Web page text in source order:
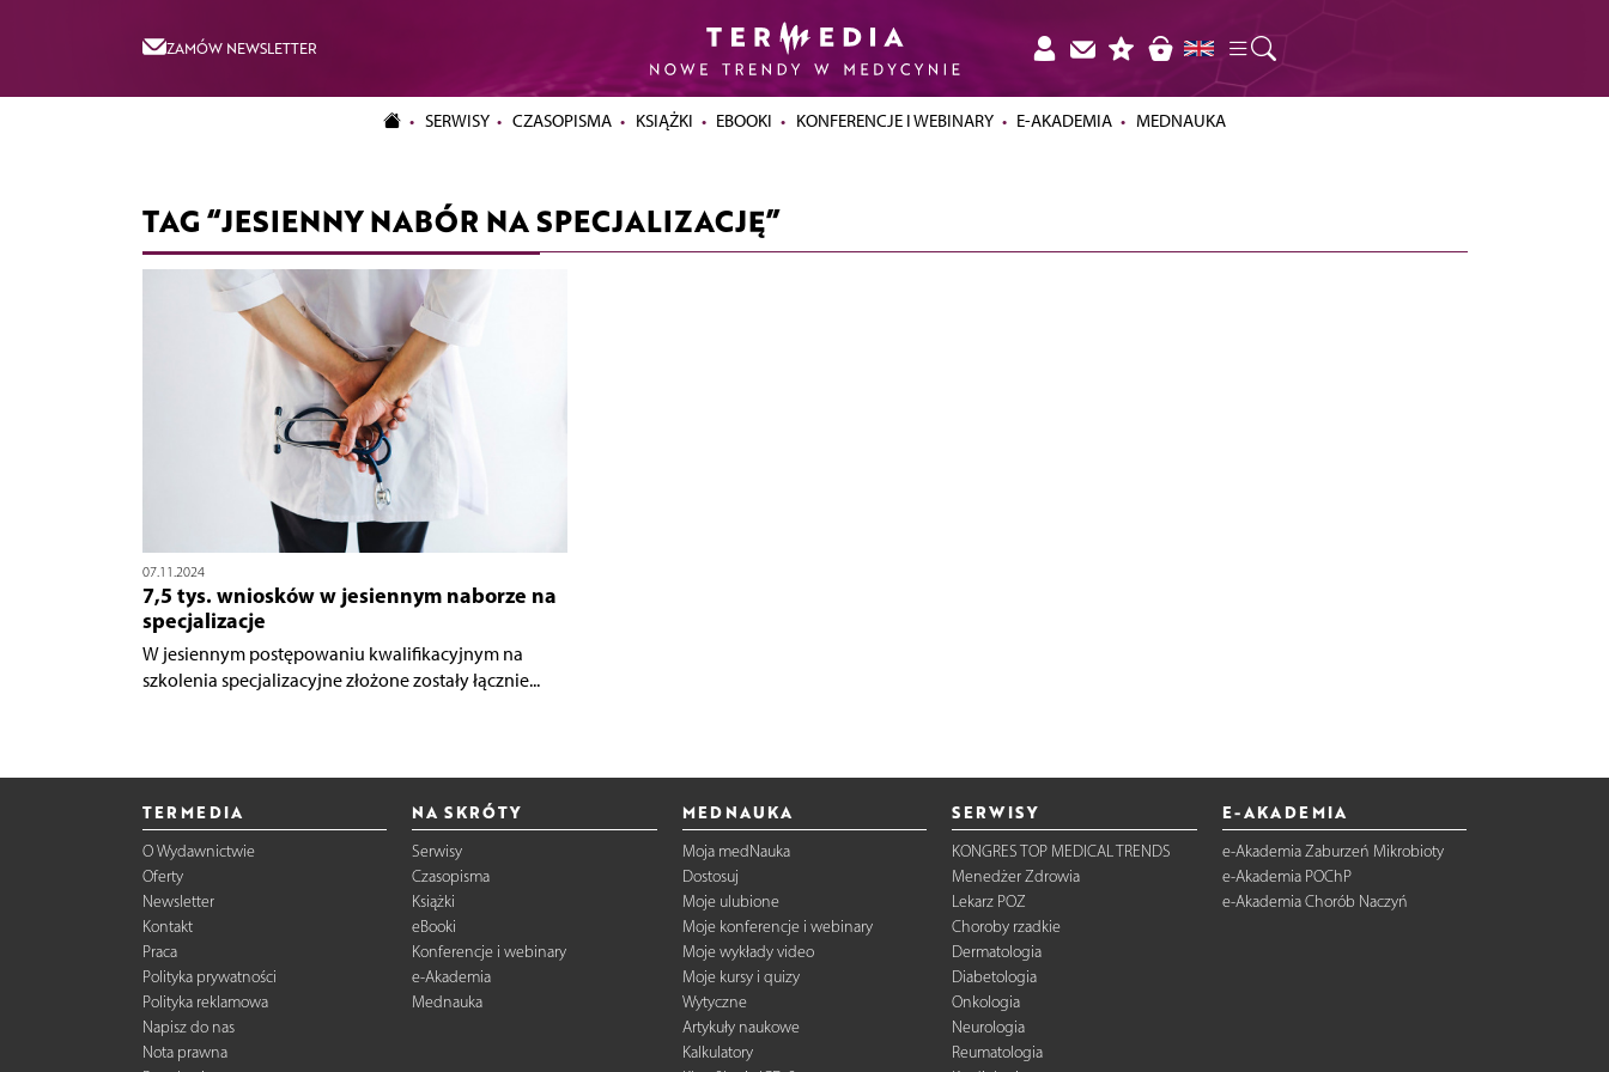
ZAMÓW NEWSLETTER
SERWISY CZASOPISMA KSIĄŻKI EBOOKI KONFERENCJE I WEBINARY E-AKADEMIA MEDNAUKA
TAG “JESIENNY NABÓR NA SPECJALIZACJĘ”
07.11.2024
7,5 tys. wniosków w jesiennym naborze na
specjalizacje
W jesiennym postępowaniu kwalifikacyjnym na
szkolenia specjalizacyjne złożone zostały łącznie...
TERMEDIA
O Wydawnictwie
Oferty
Newsletter
Kontakt
Praca
Polityka prywatności
Polityka reklamowa
Napisz do nas
Nota prawna
NA SKRÓTY
Serwisy
Czasopisma
Książki
eBooki
Konferencje i webinary
e-Akademia
Mednauka
MEDNAUKA
Moja medNauka
Dostosuj
Moje ulubione
Moje konferencje i webinary
Moje wykłady video
Moje kursy i quizy
Wytyczne
Artykuły naukowe
Kalkulatory
SERWISY
KONGRES TOP MEDICAL TRENDS
Menedżer Zdrowia
Lekarz POZ
Choroby rzadkie
Dermatologia
Diabetologia
Onkologia
Neurologia
Reumatologia
E-AKADEMIA
e-Akademia Zaburzeń Mikrobioty
e-Akademia POChP
e-Akademia Chorób Naczyń